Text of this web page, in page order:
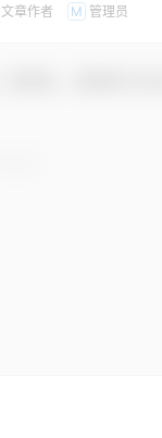
文章作者 M 管理员